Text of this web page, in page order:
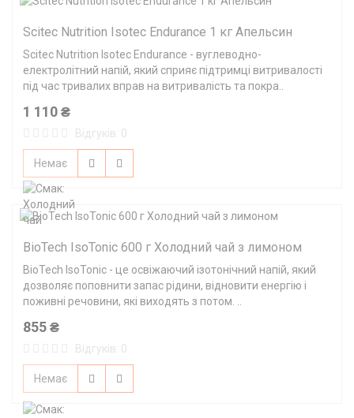
Scitec Nutrition Isotec Endurance 1 кг Апельсин
Scitec Nutrition Isotec Endurance - вуглеводно-
електролітний напій, який сприяє підтримці витривалості
під час тривалих вправ на витривалість та покра..
1 110 ₴
Відгуків: 0
Немає
BioTech IsoTonic 600 г Холодний чай з лимоном
BioTech IsoTonic - це освіжаючий ізотонічний напій, який
дозволяє поповнити запас рідини, відновити енергію і
поживні речовини, які виходять з потом. ..
855 ₴
Відгуків: 0
Немає